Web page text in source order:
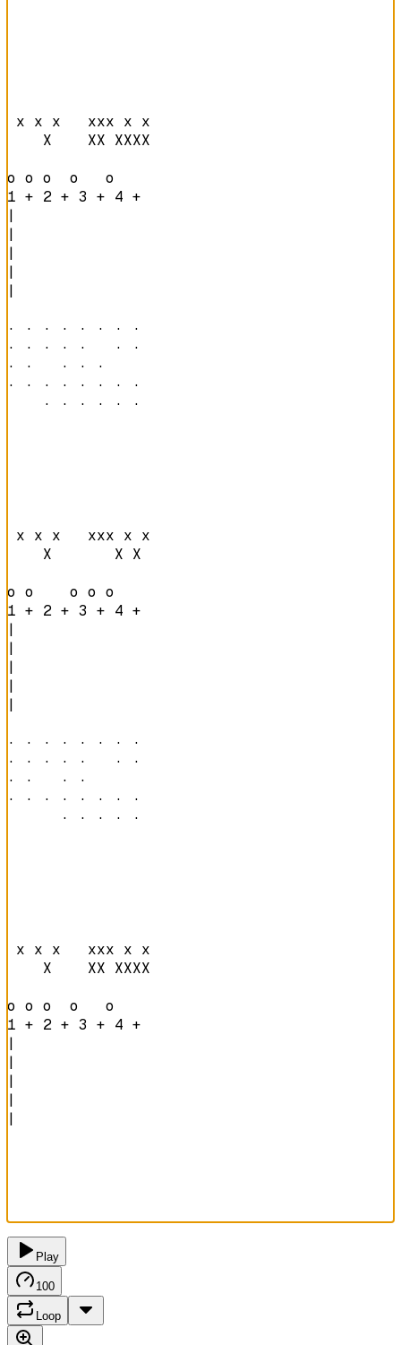
x x x   xxx x x
    X    XX XXXX
o o o  o   o
1 + 2 + 3 + 4 +
|
|
|
|
|
· · · · · · · ·
· · · · ·   · ·
· ·   · · ·
· · · · · · · ·
    · · · · · ·
x x x   xxx x x
    X       X X
o o    o o o
1 + 2 + 3 + 4 +
|
|
|
|
|
· · · · · · · ·
· · · · ·   · ·
· ·   · ·
· · · · · · · ·
      · · · · ·
x x x   xxx x x
    X    XX XXXX
o o o  o   o
1 + 2 + 3 + 4 +
|
|
|
|
|
Play
100
Loop